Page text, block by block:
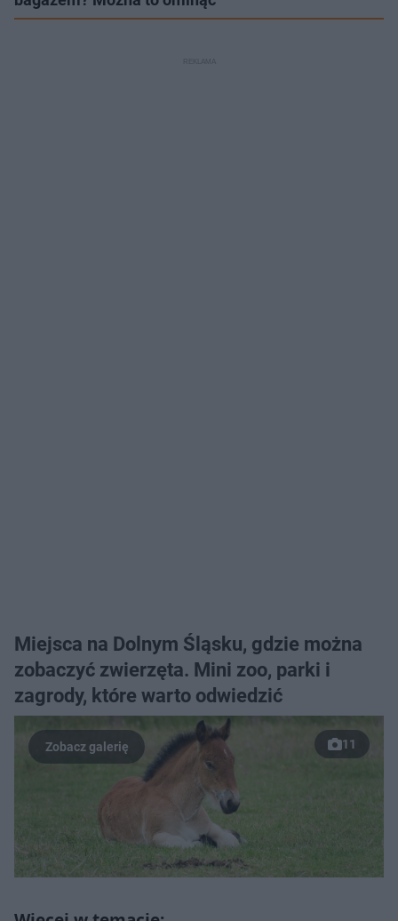
Miejsca na Dolnym Śląsku, gdzie można
zobaczyć zwierzęta. Mini zoo, parki i
zagrody, które warto odwiedzić
11